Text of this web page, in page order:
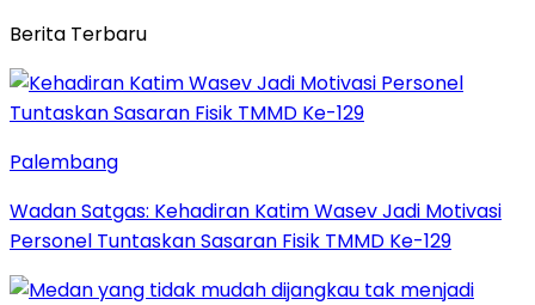
Berita Terbaru
Palembang
Wadan Satgas: Kehadiran Katim Wasev Jadi Motivasi
Personel Tuntaskan Sasaran Fisik TMMD Ke-129